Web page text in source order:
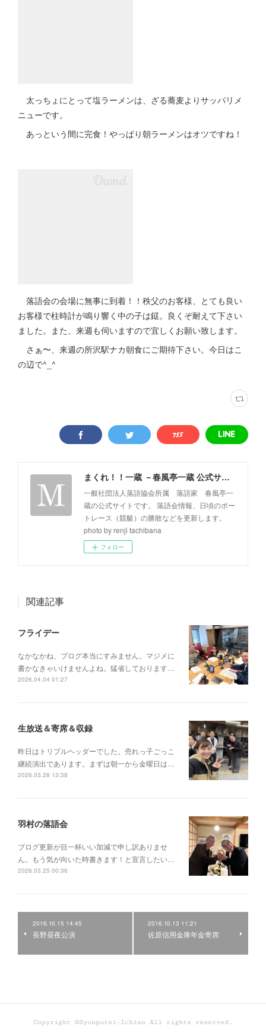
太っちょにとって塩ラーメンは、ざる蕎麦よりサッパリメ
ニューです。
あっという間に完食！やっぱり朝ラーメンはオツですね！
落語会の会場に無事に到着！！秩父のお客様、とても良い
お客様で柱時計が鳴り響く中の子は鎹。良くぞ耐えて下さい
ました。また、来週も伺いますので宜しくお願い致します。
さぁ〜、来週の所沢駅ナカ朝食にご期待下さい。今日はこ
の辺で^_^
まくれ！！一蔵 －春風亭一蔵 公式サイト－
一般社団法人落語協会所属 落語家 春風亭一
蔵の公式サイトです。 落語会情報、日頃のボー
トレース（競艇）の勝敗などを更新します。
photo by renji tachibana
フォロー
関連記事
フライデー
なかなかね、ブログ本当にすみません。マジメに
書かなきゃいけませんよね。猛省しております…
2026.04.04 01:27
生放送＆寄席＆収録
昨日はトリプルヘッダーでした。売れっ子ごっこ
継続演出であります。まずは朝一から金曜日は…
2026.03.28 13:38
羽村の落語会
ブログ更新が目一杯いい加減で申し訳ありませ
ん。もう気が向いた時書きます！と宣言したい…
2026.03.25 00:36
2016.10.15 14:45
長野昼夜公演
2016.10.13 11:21
佐原信用金庫年金寄席
Copyright ©Syunputei-Ichizo All rights reserved.